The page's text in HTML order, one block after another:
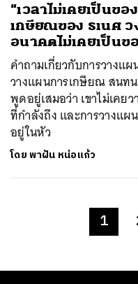
“เวลาไม่เคยเป็นข
เกษียณของ ธเนศ
อนาคตไม่เคยเป็นข
คำถามเกี่ยวกับการวางแ
วางแผนการเกษียณ สนท
พูดอยู่เสมอว่า เขาไม่เคย
ที่กำลังถึง และการวางแ
อยู่ในหัว
โดยพาฝัน หน่อแก้ว
1